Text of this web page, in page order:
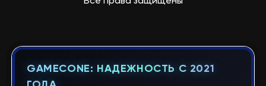
GAMECONE: НАДЕЖНОСТЬ С 2021